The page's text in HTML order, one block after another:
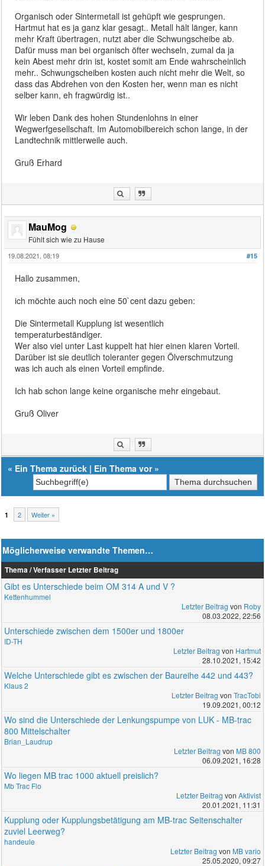
Organisch oder Sintermetall ist gehüpft wie gesprungen.
Hartmut hat es ja ganz klar gesagt.. Metall hält länger, kann
mehr Kraft übertragen, nutzt aber die Schwungscheibe ab.
Dafür muss man bei organisch öfter wechseln, zumal da ja
kein Abest mehr drin ist, kostet somit am Ende wahrscheinlich
mehr.. Schwungscheiben kosten auch nicht mehr die Welt, so
dass das Abdrehen von den Kosten her, wenn man es nicht
selber kann, eh fragwürdig ist..
Wir leben Dank des hohen Stundenlohns in einer
Wegwerfgesellschaft. Im Automobilbereich schon lange, in der
Landtechnik mittlerweile auch.
Gruß Erhard
MauMog
Fühlt sich wie zu Hause
#15
19.08.2021, 08:19
Hallo zusammen,
ich möchte auch noch eine 50`cent dazu geben:
Die Sintermetall Kupplung ist wesentlich
temperaturbeständiger.
Wer also viel unter Last kuppelt hat hier einen klaren Vorteil.
Darüber ist sie deutlich toleranter gegen Ölverschmutzung
was ich auch als einen Vorteil empfinde.
Ich hab schon lange keine organische mehr eingebaut.
Gruß Oliver
« Ein Thema zurück | Ein Thema vor»
1 2 Weiter »
Möglicherweise verwandte Themen…
Thema / Verfasser Letzter Beitrag
Gibt es Unterschiede beim OM 314 A und V ?
Kettenhummel
Letzter Beitrag von Roby
08.03.2022, 22:56
Unterschiede zwischen dem 1500er und 1800er
ID-TH
Letzter Beitrag von Hartmut
28.10.2021, 15:42
Welche Unterschiede gibt es zwischen der Baureihe 442 und 443?
Klaus 2
Letzter Beitrag von TracTobi
19.09.2021, 00:12
Wo sind die Unterschiede der Lenkungspumpe von LUK - MB-trac
800 Mittelschalter
Brian_Laudrup
Letzter Beitrag von MB 800
06.09.2021, 16:28
Wo liegen MB trac 1000 aktuell preislich?
Mb Trac Flo
Letzter Beitrag von Aktivist
20.01.2021, 11:31
Kupplung oder Kupplungsbetätigung am MB-trac Seitenschalter
zuviel Leerweg?
handeule
Letzter Beitrag von MB vario
25.05.2020, 09:27